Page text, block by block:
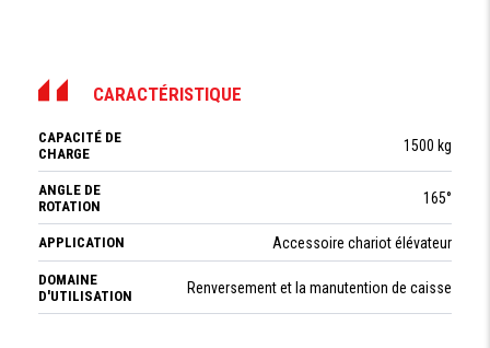
CARACTÉRISTIQUE
CAPACITÉ DE
CHARGE
1500 kg
ANGLE DE
ROTATION
165°
APPLICATION Accessoire chariot élévateur
DOMAINE
D'UTILISATION
Renversement et la manutention de caisse